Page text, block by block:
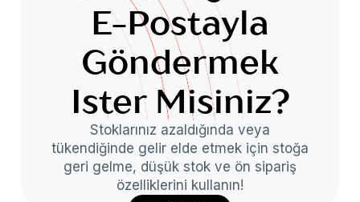
E-Postayla
Göndermek
Ister Misiniz?
Stoklarınız azaldığında veya
tükendiğinde gelir elde etmek için stoğa
geri gelme, düşük stok ve ön sipariş
özelliklerini kullanın!